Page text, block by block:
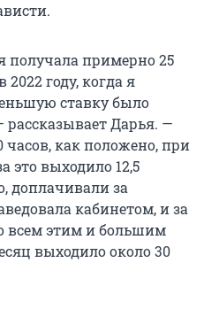
получала примерно 25
году, когда я
ставку было
рассказывает Дарья. —
часов, как положено, при
это выходило 12,5
доплачивали за
кабинетом, и за
всем этим и большим
выходило около 30